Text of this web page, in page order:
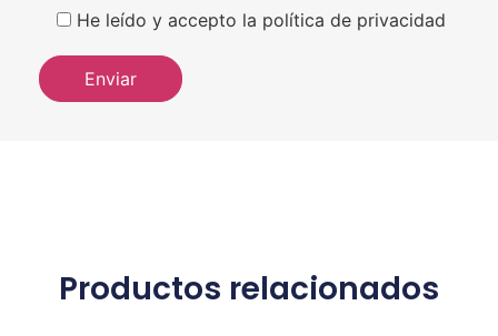
He leído y accepto la política de privacidad
Productos relacionados